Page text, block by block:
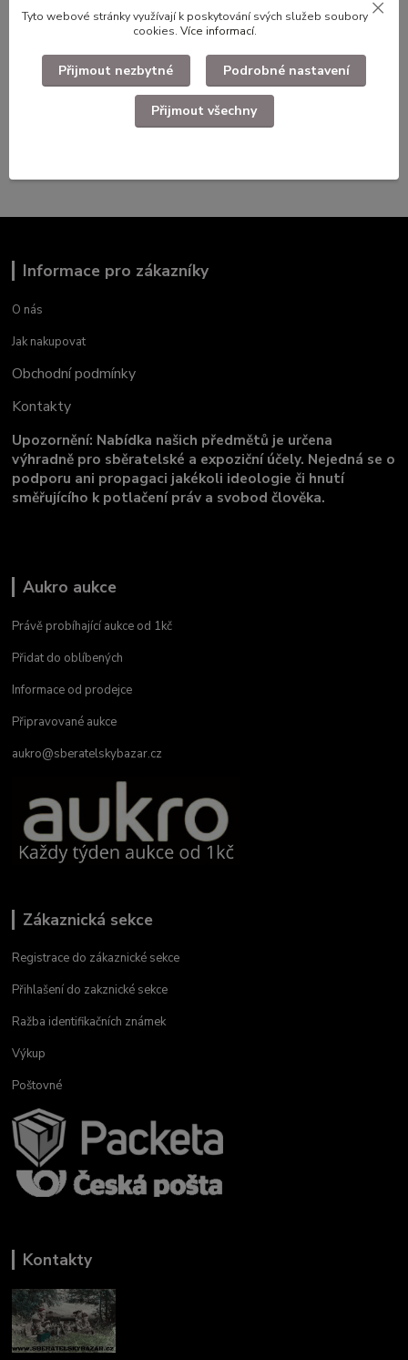
Použité dlouhodobě skladované zboží. Ilustrační foto.
Zboží zařazeno v kategoriích
Faleristika, odznaky, nášivky
Informace pro zákazníky
O nás
Jak nakupovat
Obchodní podmínky
Kontakty
Upozornění: Nabídka našich předmětů je určena
výhradně pro sběratelské a expoziční účely. Nejedná se o
podporu ani propagaci jakékoli ideologie či hnutí
směřujícího k potlačení práv a svobod člověka.
Aukro aukce
Právě probíhající aukce od 1kč
Přidat do oblíbených
Informace od prodejce
Připravované aukce
aukro@sberatelskybazar.cz
Zákaznická sekce
Registrace do zákaznické sekce
Přihlašení do zakznické sekce
Ražba identifikačních známek
Výkup
Poštovné
Kontakty
Tyto webové stránky využívají k poskytování svých služeb soubory
cookies. Více informací.
Přijmout nezbytné Podrobné nastavení
Přijmout všechny